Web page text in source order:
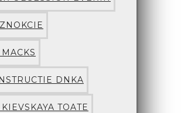
DNKA
TOATE